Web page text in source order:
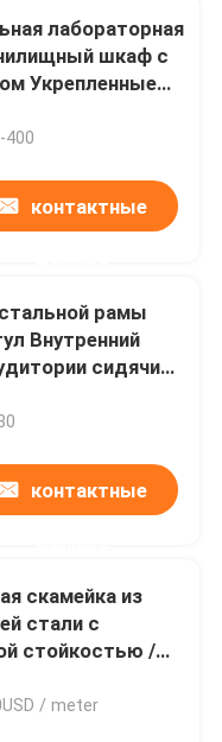
лабораторная
шкаф с
Укрепленные
400
контактные
рамы
Внутренний
сидячие
кг весовой
контактные
скамейка из
стали с
стойкостью /
стол из
стали
/ meter